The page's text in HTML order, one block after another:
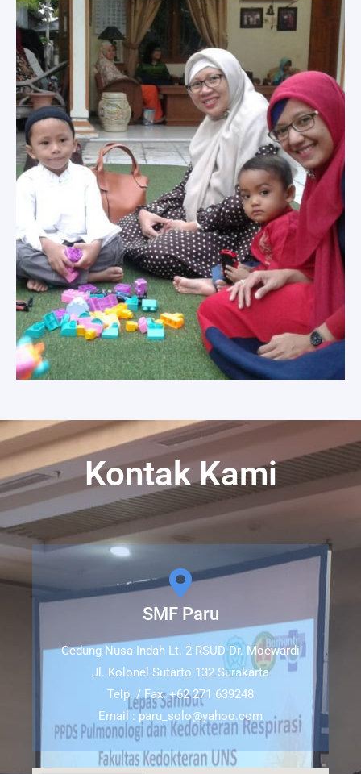
Kontak Kami
SMF Paru
Gedung Nusa Indah Lt. 2 RSUD Dr. Moewardi
Jl. Kolonel Sutarto 132 Surakarta
Telp. / Fax. +62 271 639248
Email : paru_solo@yahoo.com